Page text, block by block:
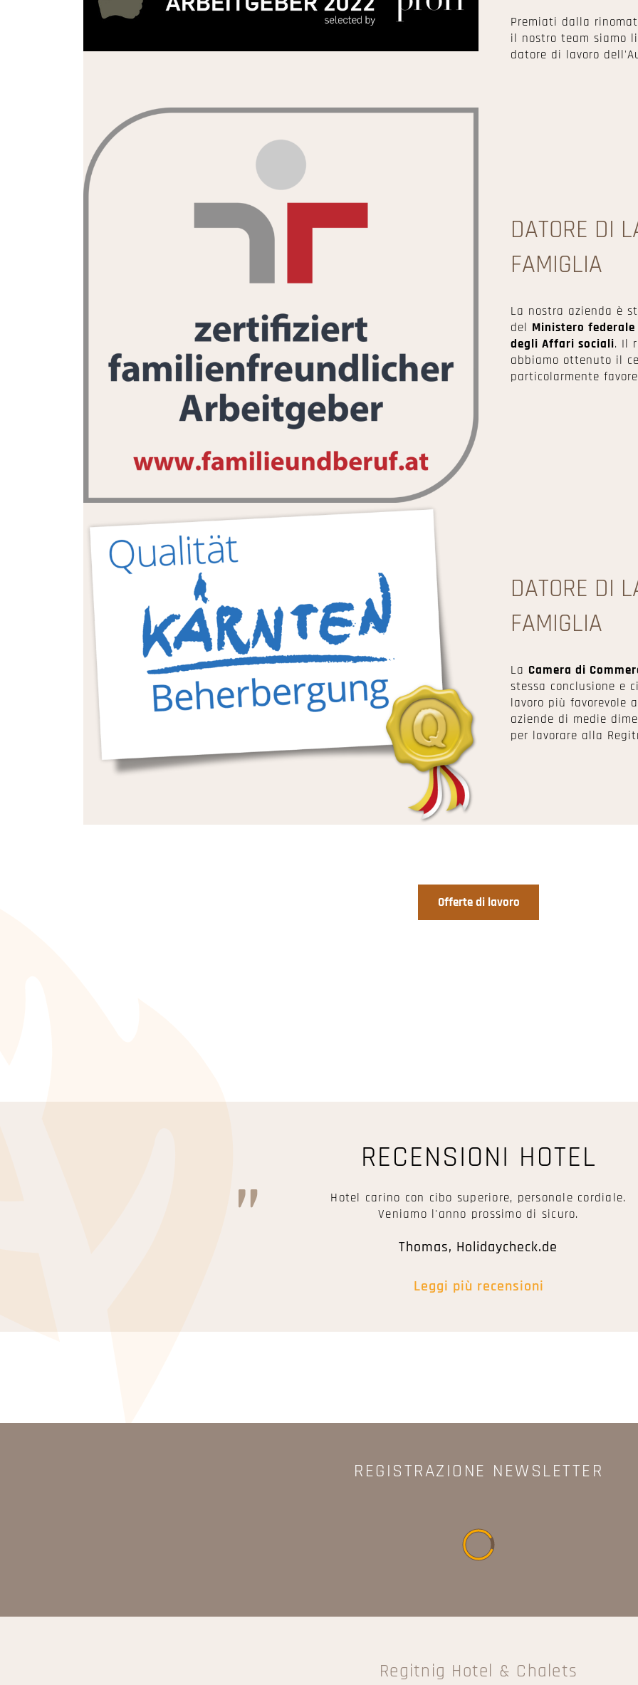
Premiati dalla
il nostro team siamo
datore di lavoro
DATORE DI
FAMIGLIA
La nostra azienda è
del Ministero
degli Affari sociali. Il
abbiamo ottenuto il
particolarmente
DATORE DI
FAMIGLIA
La Camera di
stessa conclusione e
lavoro più favorevole
aziende di medie
per lavorare alla
Offerte di lavoro
RECENSIONI HOTEL
Hotel carino con cibo superiore, personale cordiale.
Veniamo l'anno prossimo di sicuro.
Thomas, Holidaycheck.de
Leggi più recensioni
REGISTRAZIONE NEWSLETTER
Regitnig Hotel & Chalets